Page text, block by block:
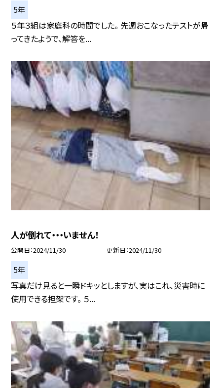
5年
５年３組は家庭科の時間でした。 先週おこなったテストが帰
ってきたようで、解答を...
人が倒れて・・・いません！
公開日 2024/11/30 更新日 2024/11/30
5年
写真だけ見ると一瞬ドキッとしますが、実はこれ、災害時に
使用できる担架です。 ５...